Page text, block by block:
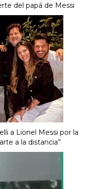
del papá de Messi
a Lionel Messi por la
a la distancia”